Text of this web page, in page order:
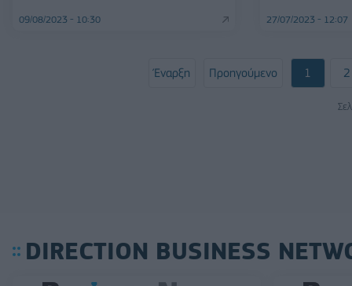
09/08/2023 - 10:30 27/07/2023 - 12:07
Έναρξη Προηγούμενο 1 2
DIRECTION BUSINESS